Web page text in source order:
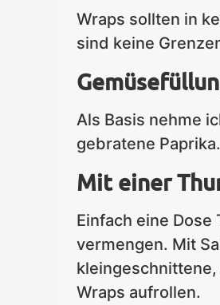
Wraps sollten in
sind keine
Als Basis nehme
gebratene
Mit einer
Einfach eine
vermengen. Mit
Wraps aufrollen.